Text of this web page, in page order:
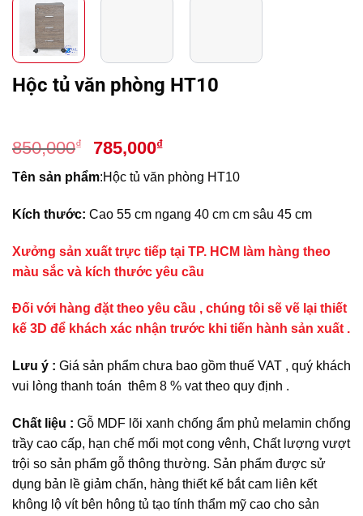
Hộc tủ văn phòng HT10
850,000₫
Giá
gốc
là:
850,000₫.
785,000₫Giá
hiện
tại
785,000₫.
Tên sản phẩm:Hộc tủ văn phòng HT10
Kích thước: Cao 55 cm ngang 40 cm cm sâu 45 cm
Xưởng sản xuất trực tiếp tại TP. HCM làm hàng theo
màu sắc và kích thước yêu cầu
Đối với hàng đặt theo yêu cầu , chúng tôi sẽ vẽ lại thiết
kế 3D để khách xác nhận trước khi tiến hành sản xuất .
Lưu ý : Giá sản phẩm chưa bao gồm thuế VAT , quý khách
vui lòng thanh toán thêm 8 % vat theo quy định .
Chất liệu : Gỗ MDF lõi xanh chống ẩm phủ melamin chống
trầy cao cấp, hạn chế mối mọt cong vênh, Chất lượng vượt
trội so sản phẩm gỗ thông thường. Sản phẩm được sử
dụng bản lề giảm chấn, hàng thiết kế bắt cam liên kết
không lộ vít bên hông tủ tạo tính thẩm mỹ cao cho sản